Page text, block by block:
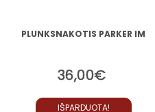
PLUNKSNAKOTIS PARKER IM
36,00€
IŠPARDUOTA!